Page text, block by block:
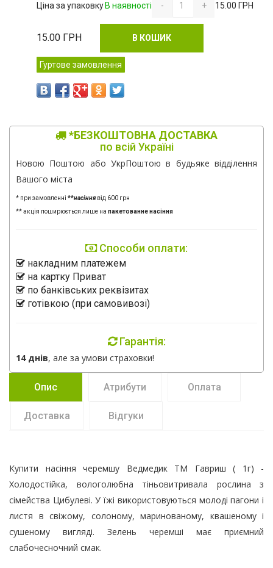
Ціна за упаковку В наявності - + 15.00 ГРН
15.00 ГРН В КОШИК
Гуртове замовлення
*БЕЗКОШТОВНА ДОСТАВКА
по всій Україні
Новою Поштою або УкрПоштою в будьяке відділення
Вашого міста
* при замовленні **насіннявід 600 грн
** акція поширюється лише на пакетованне насіння
Способи оплати:
накладним платежем
на картку Приват
по банківських реквізитах
готівкою (при самовивозі)
Гарантія:
14 днів, але за умови страховки!
Опис Атрибути Оплата
Доставка Відгуки
Купити насіння черемшу Ведмедик ТМ Гавриш ( 1г) -
Холодостійка, вологолюбна тіньовитривала рослина з
сімейства Цибулеві. У їжі використовуються молоді пагони і
листя в свіжому, солоному, маринованому, квашеному і
сушеному вигляді. Зелень черемші має приємний
слабочесночний смак.